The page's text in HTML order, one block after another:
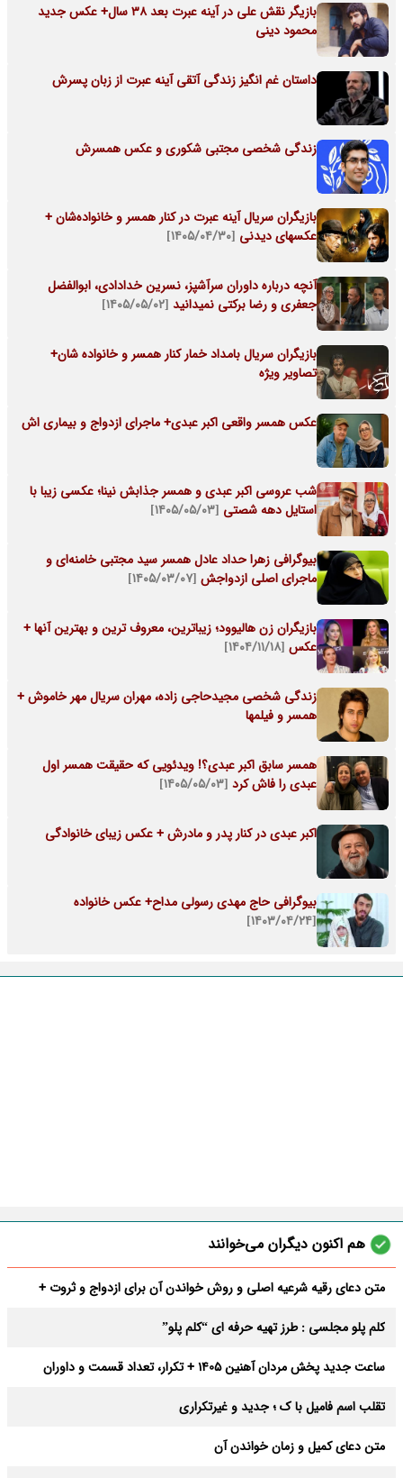
بازیگر نقش علی در آینه عبرت بعد 38 سال+ عکس جدید
محمود دینی
داستان غم انگیز زندگی آتقی آینه عبرت از زبان پسرش
زندگی شخصی مجتبی شکوری و عکس همسرش
بازیگران سریال آینه عبرت در کنار همسر و خانواده‌شان +
عکسهای دیدنی [۱۴۰۵/۰۴/۳۰]
آنچه درباره داوران سرآشپز، نسرین خدادادی، ابوالفضل
جعفری و رضا برکتی نمیدانید [۱۴۰۵/۰۵/۰۲]
بازیگران سریال بامداد خمار کنار همسر و خانواده شان+
تصاویر ویژه
عکس همسر واقعی اکبر عبدی+ ماجرای ازدواج و بیماری اش
شب عروسی اکبر عبدی و همسر جذابش نینا؛ عکسی زیبا با
استایل دهه شصتی [۱۴۰۵/۰۵/۰۳]
بیوگرافی زهرا حداد عادل همسر سید مجتبی خامنه‌ای و
ماجرای اصلی ازدواجش [۱۴۰۵/۰۳/۰۷]
بازیگران زن هالیوود؛ زیباترین، معروف ترین و بهترین آنها +
عکس [۱۴۰۴/۱۱/۱۸]
زندگی شخصی مجیدحاجی زاده، مهران سریال مهر خاموش +
همسر و فیلمها
همسر سابق اکبر عبدی؟! ویدئویی که حقیقت همسر اول
عبدی را فاش کرد [۱۴۰۵/۰۵/۰۳]
اکبر عبدی در کنار پدر و مادرش + عکس زیبای خانوادگی
بیوگرافی حاج مهدی رسولی مداح+ عکس خانواده
[۱۴۰۳/۰۴/۲۴]
هم اکنون دیگران می‌خوانند
متن دعای رقیه شرعیه اصلی و روش خواندن آن برای ازدواج و ثروت +
کلم پلو مجلسی : طرز تهیه حرفه ای “کلم پلو”
ساعت جدید پخش مردان آهنین 1405 + تکرار، تعداد قسمت و داوران
تقلب اسم فامیل با ک ؛ جدید و غیرتکراری
متن دعای کمیل و زمان خواندن آن